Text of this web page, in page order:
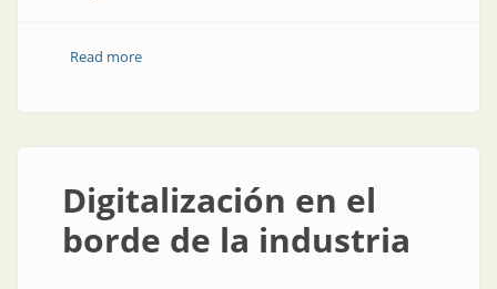
Read moreabout Industria 4.0 en Argentina: cinco áreas clave
Digitalización en el
borde de la industria